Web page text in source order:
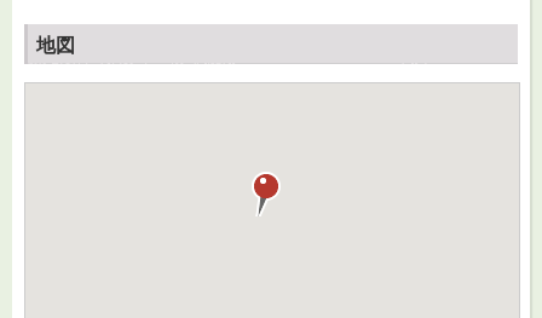
地図